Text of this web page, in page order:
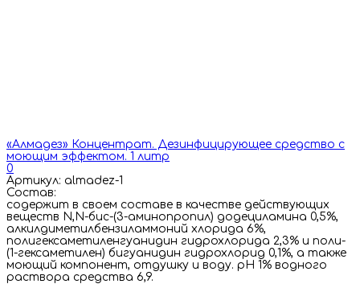
«Алмадез» Концентрат. Дезинфицирующее средство с
моющим эффектом. 1 литр
0
Артикул: almadez-1
Состав:
cодержит в своем составе в качестве действующих
веществ N,N-бис-(3-аминопропил) додециламина 0,5%,
алкилдиметилбензиламмоний хлорида 6%,
полигексаметиленгуанидин гидрохлорида 2,3% и поли-
(1-гексаметилен) бигуанидин гидрохлорид 0,1%, а также
моющий компонент, отдушку и воду. рН 1% водного
раствора средства 6,9.